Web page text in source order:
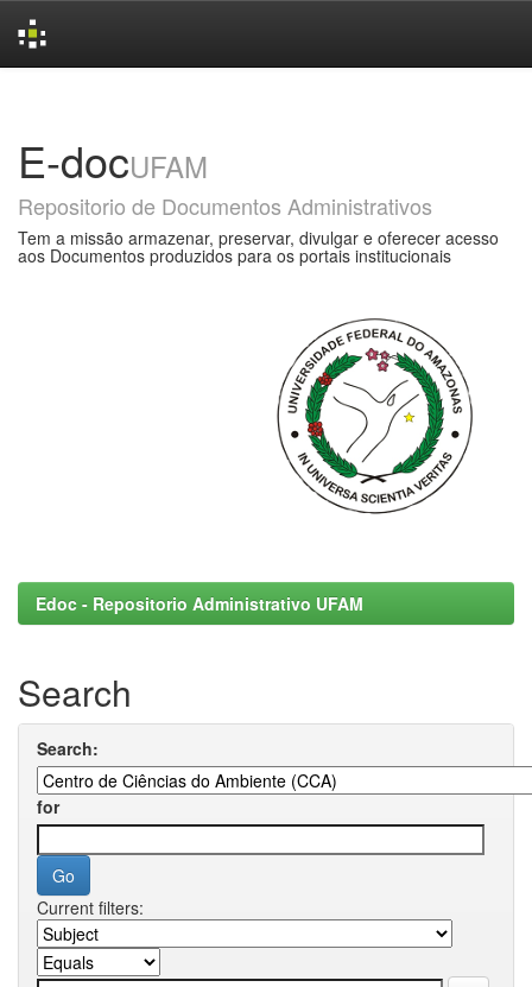
E-docUFAM
Repositorio de Documentos Administrativos
Tem a missão armazenar, preservar, divulgar e oferecer acesso
aos Documentos produzidos para os portais institucionais
Edoc - Repositorio Administrativo UFAM
Search
Search:
for
Current filters: